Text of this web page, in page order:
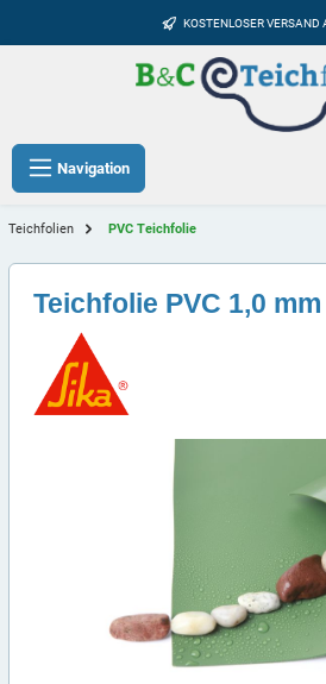
KOSTENLOSER VERSAND
Navigation
Teichfolien PVC Teichfolie
Teichfolie PVC 1,0